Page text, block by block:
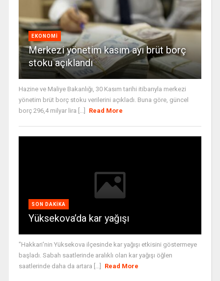
EKONOMI
Merkezi yönetim kasım ayı brüt borç
stoku açıklandı
Hazine ve Maliye Bakanlığı, 30 Kasım tarihi itibarıyla merkezi
yönetim brüt borç stoku verilerini açıkladı. Buna göre, güncel
borç 296,4 milyar lira [...]
Read More
SON DAKIKA
Yüksekova’da kar yağışı
"Hakkari'nin Yüksekova ilçesinde kar yağışı etkisini göstermeye
başladı. Sabah saatlerinde aralıklı olan kar yağışı öğlen
saatlerinde daha da artara [...]
Read More